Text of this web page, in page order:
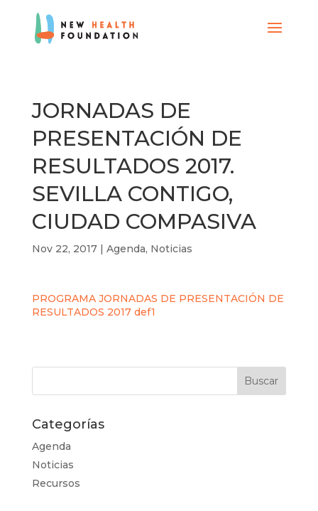
JORNADAS DE
PRESENTACIÓN DE
RESULTADOS 2017.
SEVILLA CONTIGO,
CIUDAD COMPASIVA
Nov 22, 2017| Agenda, Noticias
PROGRAMA JORNADAS DE PRESENTACIÓN DE
RESULTADOS 2017 def1
Categorías
Agenda
Noticias
Recursos